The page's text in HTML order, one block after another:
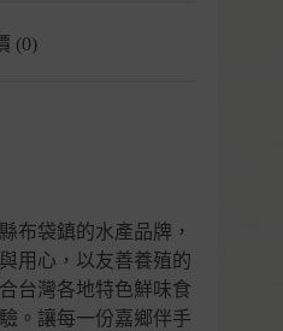
(0)
布袋鎮的水產品牌，
用心，以友善養殖的
台灣各地特色鮮味食
。讓每一份嘉鄉伴手